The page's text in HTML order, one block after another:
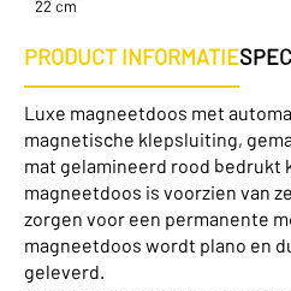
22 cm
PRODUCT INFORMATIE
Luxe magneetdoos met
magnetische klepsluiting,
mat gelamineerd rood bedrukt
magneetdoos is voorzien van
zorgen voor een permanente
magneetdoos wordt plano en
geleverd.